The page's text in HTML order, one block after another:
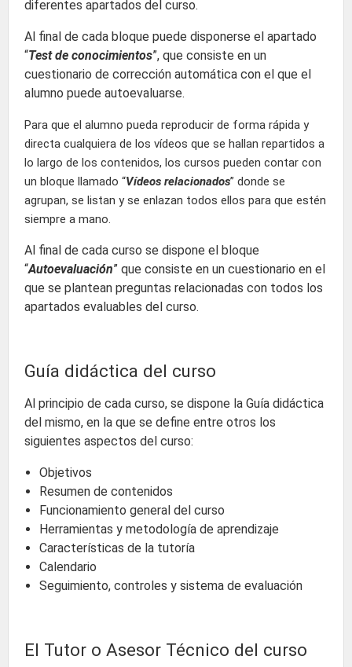
diferentes apartados del curso.
Al final de cada bloque puede disponerse el apartado
“Test de conocimientos”, que consiste en un
cuestionario de corrección automática con el que el
alumno puede autoevaluarse.
Para que el alumno pueda reproducir de forma rápida y
directa cualquiera de los vídeos que se hallan repartidos a
lo largo de los contenidos, los cursos pueden contar con
un bloque llamado “Vídeos relacionados” donde se
agrupan, se listan y se enlazan todos ellos para que estén
siempre a mano.
Al final de cada curso se dispone el bloque
“Autoevaluación” que consiste en un cuestionario en el
que se plantean preguntas relacionadas con todos los
apartados evaluables del curso.
Guía didáctica del curso
Al principio de cada curso, se dispone la Guía didáctica
del mismo, en la que se define entre otros los
siguientes aspectos del curso:
Objetivos
Resumen de contenidos
Funcionamiento general del curso
Herramientas y metodología de aprendizaje
Características de la tutoría
Calendario
Seguimiento, controles y sistema de evaluación
El Tutor o Asesor Técnico del curso